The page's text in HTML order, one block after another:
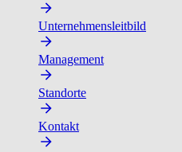
Unternehmensleitbild
Management
Standorte
Kontakt